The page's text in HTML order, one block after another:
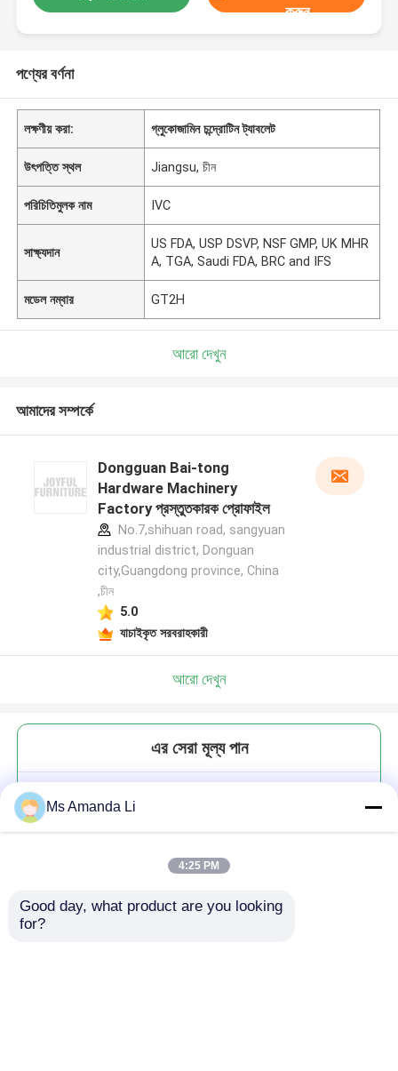
করুন
পণ্যের বর্ণনা
লক্ষণীয় করা: গ্লুকোজামিন চন্দ্রোটিন ট্যাবলেট
উৎপত্তি স্থল Jiangsu, চীন
পরিচিতিমুলক নাম IVC
সাক্ষ্যদান
US FDA, USP DSVP, NSF GMP, UK MHR
A, TGA, Saudi FDA, BRC and IFS
মডেল নম্বার GT2H
আরো দেখুন
আমাদের সম্পর্কে
Dongguan Bai-tong
Hardware Machinery
Factory প্রস্তুতকারক প্রোফাইল
No.7,shihuan road, sangyuan
industrial district, Donguan
city,Guangdong province, China
,চীন
5.0
যাচাইকৃত সরবরাহকারী
আরো দেখুন
এর সেরা মূল্য পান
Ms Amanda Li
4:25 PM
Good day, what product are you looking
for?